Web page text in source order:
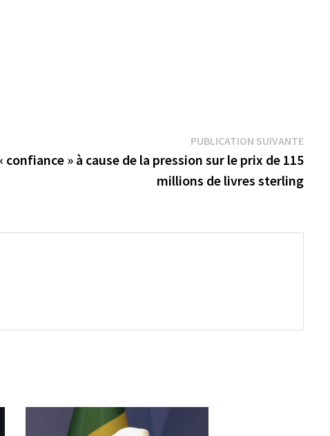
PUBLICATION SUIVANTE
confiance » à cause de la pression sur le prix de 115
millions de livres sterling